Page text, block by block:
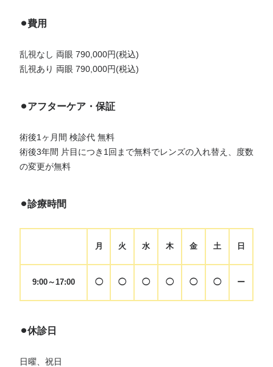
⚫︎費用
乱視なし 両眼 790,000円(税込)
乱視あり 両眼 790,000円(税込)
⚫︎アフターケア・保証
術後1ヶ月間 検診代 無料
術後3年間 片目につき1回まで無料でレンズの入れ替え、度数
の変更が無料
⚫︎診療時間
月 火 水 木 金 土 日
9:00～17:00 ◯ ◯ ◯ ◯ ◯ ◯ ー
⚫︎休診日
日曜、祝日